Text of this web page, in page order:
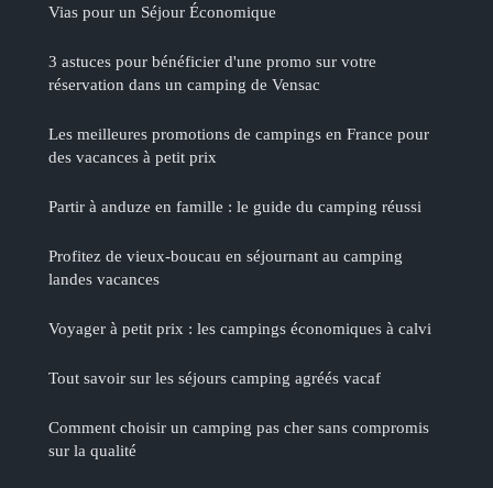
Vias pour un Séjour Économique
3 astuces pour bénéficier d'une promo sur votre
réservation dans un camping de Vensac
Les meilleures promotions de campings en France pour
des vacances à petit prix
Partir à anduze en famille : le guide du camping réussi
Profitez de vieux-boucau en séjournant au camping
landes vacances
Voyager à petit prix : les campings économiques à calvi
Tout savoir sur les séjours camping agréés vacaf
Comment choisir un camping pas cher sans compromis
sur la qualité